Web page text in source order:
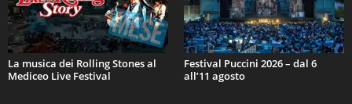
La musica dei Rolling Stones al
Mediceo Live Festival
Festival Puccini 2026 – dal 6
all’11 agosto